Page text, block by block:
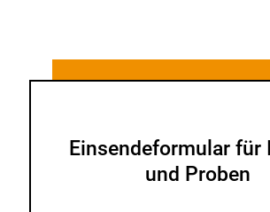
Einsendeformular für
und Proben